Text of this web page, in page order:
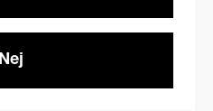
Nej